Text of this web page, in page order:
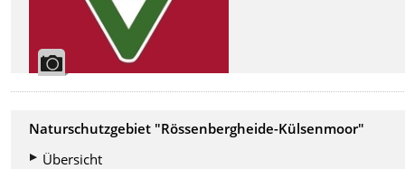
Naturschutzgebiet "Rössenbergheide-Külsenmoor"
Übersicht